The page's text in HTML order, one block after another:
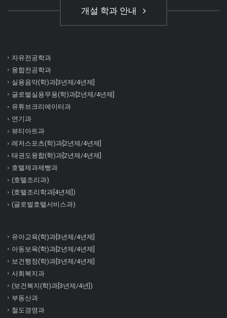
개설 학과 안내
자유전공학과
융합전공학과
실용음악(학)과[3년제/4년제]
글로벌실용무용(학)과[2년제/4년제]
유튜브크리에이터과
연기과
뷰티아트과
레저스포츠(학)과[2년제/4년제]
태권도융합(학)과[2년제/4년제]
호텔제과제빵과
(호텔조리과)
(호텔조리학과[4년제])
(글로벌호텔서비스과)
유아교육(학)과[3년제/4년제]
아동보육(학)과[2년제/4년제]
보건행정(학)과[3년제/4년제]
사회복지과
(보건복지(학)과[3년제/4년])
부동산과
철도경영과